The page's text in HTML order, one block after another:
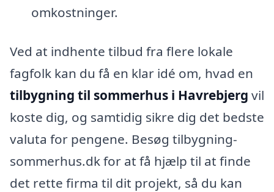
omkostninger.
Ved at indhente tilbud fra flere lokale
fagfolk kan du få en klar idé om, hvad en
tilbygning til sommerhus i Havrebjerg vil
koste dig, og samtidig sikre dig det bedste
valuta for pengene. Besøg tilbygning-
sommerhus.dk for at få hjælp til at finde
det rette firma til dit projekt, så du kan